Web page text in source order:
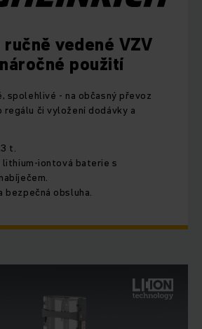
vedené VZV
použití
spolehlivé - na občasný převoz
či vyložení dodávky a
t.
lithium-iontová baterie s
bezpečná obsluha.